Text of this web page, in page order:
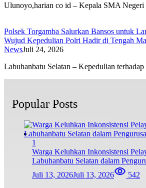
Ulunoyo,harian co id – Kepala SMA
Polsek Torgamba Salurkan Bansos untuk
Wujud Kepedulian Polri Hadir di Tengah
NewsJuli 24, 2026
Labuhanbatu Selatan – Kepedulian
Popular Posts
1
Warga Keluhkan Inkonsistensi
Labuhanbatu Selatan dalam
Juli 13, 2026Juli 13, 2026 542